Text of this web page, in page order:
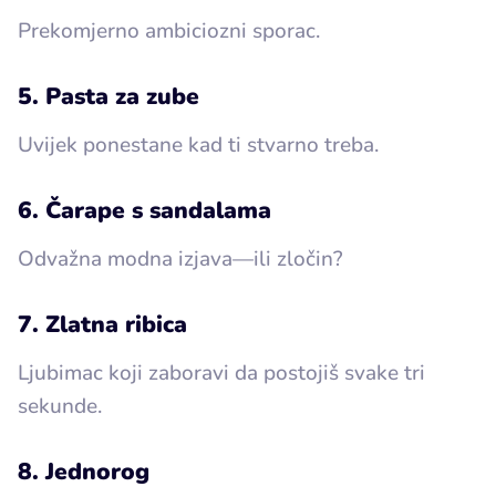
Prekomjerno ambiciozni sporac.
5. Pasta za zube
Uvijek ponestane kad ti stvarno treba.
6. Čarape s sandalama
Odvažna modna izjava—ili zločin?
7. Zlatna ribica
Ljubimac koji zaboravi da postojiš svake tri
sekunde.
8. Jednorog